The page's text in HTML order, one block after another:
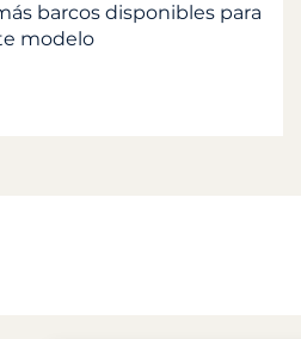
barcos disponibles para
modelo